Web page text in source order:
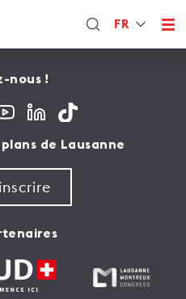
FR
nous !
de Lausanne